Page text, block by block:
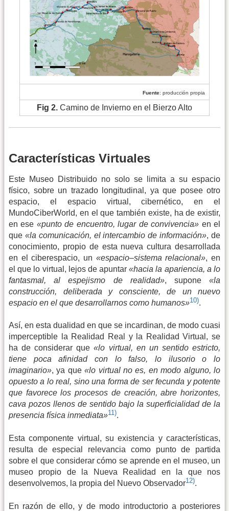
Fuente: producción propia
Fig 2. Camino de Invierno en el Bierzo Alto
Características Virtuales
Este Museo Distribuido no solo se limita a su espacio
físico, sobre un trazado longitudinal, ya que posee otro
espacio, el espacio virtual, cibernético, en el
MundoCiberWorld, en el que también existe, ha de existir,
en ese «punto de encuentro, lugar de convivencia» en el
que «la comunicación, el intercambio de información», de
conocimiento, propio de esta nueva cultura desarrollada
en el ciberespacio, un «espacio–sistema relacional», en
el que lo virtual, lejos de apuntar«hacia la apariencia, a lo
fantasmal, al espejismo de realidad», supone«la
construcción, deliberada y consciente, de un nuevo
espacio en el que desarrollarnos como humanos»10).
Así, en esta dualidad en que se incardinan, de modo cuasi
imperceptible la Realidad Real y la Realidad Virtual, se
ha de considerar que«lo virtual, en un sentido estricto,
tiene poca afinidad con lo falso, lo ilusorio o lo
imaginario», ya que«lo virtual no es, en modo alguno, lo
opuesto a lo real, sino una forma de ser fecunda y potente
que favorece los procesos de creación, abre horizontes,
cava pozos llenos de sentido bajo la superficialidad de la
presencia física inmediata»11).
Esta componente virtual, su existencia y características,
resulta de especial relevancia como punto de partida
sobre el que considerar cómo se aprende en el museo, un
museo propio de la Nueva Realidad en la que nos
desenvolvemos, la propia del Nuevo Observador12).
En razón de ello, y de modo introductorio a posteriores